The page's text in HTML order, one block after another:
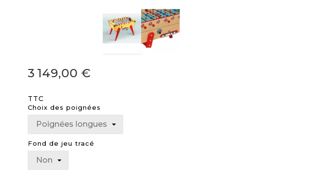
3 149,00 €
TTC
Choix des poignées
Fond de jeu tracé